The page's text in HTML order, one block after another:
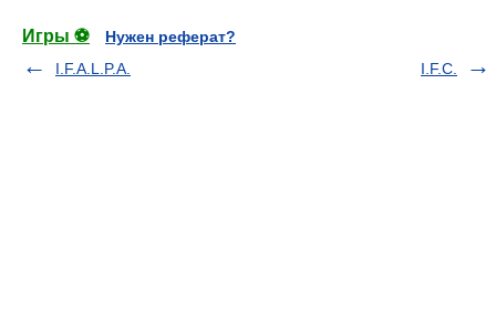
Игры ⚽
Нужен реферат?
I.F.A.L.P.A.
I.F.C.